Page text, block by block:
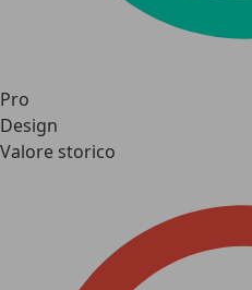
Pro
Design
Valore storico